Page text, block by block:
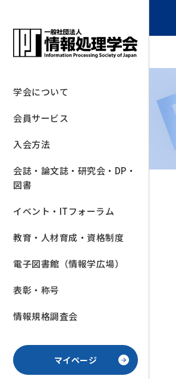
学会について
会員サービス
入会方法
会誌・論文誌・研究会・DP・
図書
イベント・ITフォーラム
教育・人材育成・資格制度
電子図書館（情報学広場）
表彰・称号
情報規格調査会
マイページ